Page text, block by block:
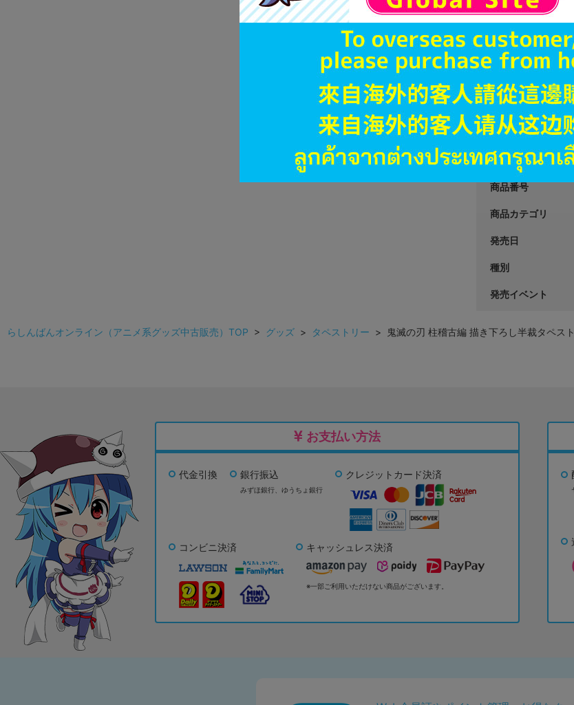
状態
オンラ
品切状態
JANコード
商品番号
商品カテゴリ
発売日
種別
発売イベント
らしんばんオンライン（アニメ系グッズ中古販売）TOP > グッズ > タペストリー > 鬼滅の刃 柱稽古編 描き下ろし半裁タペス
お支払い方法
代金引換 銀行振込
みずほ銀行、 ゆうちょ銀行
クレジットカード決済
コンビニ決済 キャッシュレス決済
※一部ご利用いただけない商品がございます。